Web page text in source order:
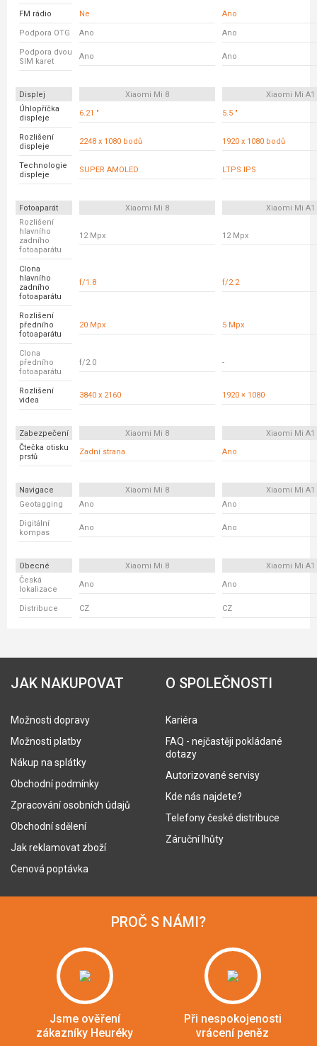
FM rádio Ne Ano
Podpora OTG Ano Ano
Podpora dvou
SIM karet
Ano Ano
Displej Xiaomi Mi 8
Xiaomi Mi A1
Úhlopříčka
displeje
6.21 " 5.5 "
Rozlišení
displeje
2248 x 1080 bodů 1920 x 1080 bodů
Technologie
displeje
SUPER AMOLED LTPS IPS
Fotoaparát Xiaomi Mi 8
Xiaomi Mi A1
Rozlišení
hlavního
zadního
fotoaparátu
12 Mpx 12 Mpx
Clona
hlavního
zadního
fotoaparátu
f/1.8 f/2.2
Rozlišení
předního
fotoaparátu
20 Mpx 5 Mpx
Clona
předního
fotoaparátu
f/2.0 -
Rozlišení
videa
3840 x 2160 1920 × 1080
Zabezpečení Xiaomi Mi 8
Xiaomi Mi A1
Čtečka otisku
prstů
Zadní strana Ano
Navigace Xiaomi Mi 8
Xiaomi Mi A1
Geotagging
Ano Ano
Digitální
kompas
Ano Ano
Obecné Xiaomi Mi 8
Xiaomi Mi A1
Česká
lokalizace
Ano Ano
Distribuce CZ CZ
JAK NAKUPOVAT
Možnosti dopravy
Možnosti platby
Nákup na splátky
Obchodní podmínky
Zpracování osobních údajů
Obchodní sdělení
Jak reklamovat zboží
Cenová poptávka
O SPOLEČNOSTI
Kariéra
FAQ - nejčastěji pokládané
dotazy
Autorizované servisy
Kde nás najdete?
Telefony české distribuce
Záruční lhůty
PROČ S NÁMI?
Jsme ověření
zákazníky Heuréky
Při nespokojenosti
vrácení peněz